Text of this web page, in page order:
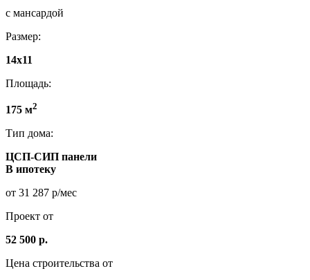
с мансардой
Размер:
14x11
Площадь:
175 м2
Тип дома:
ЦСП-СИП панели
В ипотеку
от 31 287 р/мес
Проект от
52 500 р.
Цена строительства от